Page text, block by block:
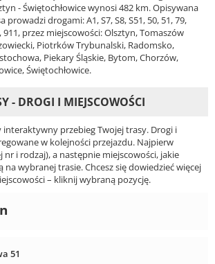
- Świętochłowice wynosi 482 km. Opisywana
prowadzi drogami: A1, S7, S8, S51, 50, 51, 79,
911, przez miejscowości: Olsztyn, Tomaszów
Piotrków Trybunalski, Radomsko,
Piekary Śląskie, Bytom, Chorzów,
Świętochłowice.
- DROGI I MIEJSCOWOŚCI
przebieg Twojej trasy. Drogi i
w kolejności przejazdu. Najpierw
nr i rodzaj), a następnie miejscowości, jakie
na wybranej trasie. Chcesz się dowiedzieć więcej
– kliknij wybraną pozycję.
51